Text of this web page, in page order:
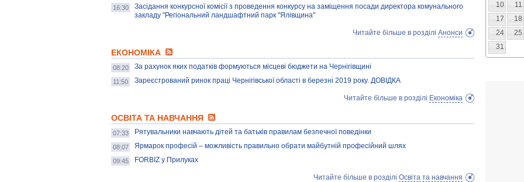
16:30
Засідання конкурсної комісії з проведення конкурсу на заміщення посади директора комунального
закладу "Регіональний ландшафтний парк "Ялівщина"
Читайте більше в розділі Анонси
ЕКОНОМІКА
08:20 За рахунок яких податків формуються місцеві бюджети на Чернігівщині
11:50 Зареєстрований ринок праці Чернігівської області в березні 2019 року. ДОВІДКА
Читайте більше в розділі Економіка
ОСВІТА ТА НАВЧАННЯ
07:33 Рятувальники навчають дітей та батьків правилам безпечної поведінки
08:07 Ярмарок професій – можливість правильно обрати майбутній професійний шлях
09:45 FORBIZ у Прилуках
Читайте більше в розділі Освіта та навчання
10
11
17
18
24
25
31